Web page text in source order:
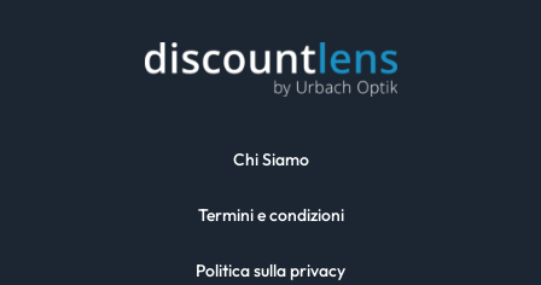
Chi Siamo
Termini e condizioni
Politica sulla privacy